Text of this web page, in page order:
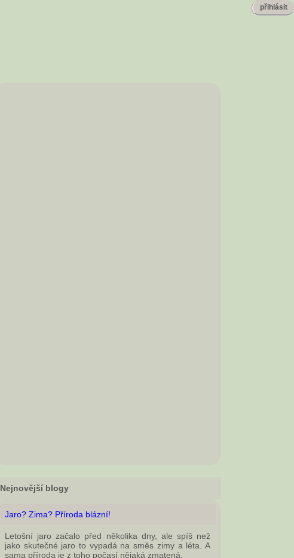
přihlásit
Nejnovější blogy
Jaro? Zima? Příroda blázní!
Letošní jaro začalo před několika dny, ale spíš než
jako skutečné jaro to vypadá na směs zimy a léta. A
sama příroda je z toho počasí nějaká zmatená.